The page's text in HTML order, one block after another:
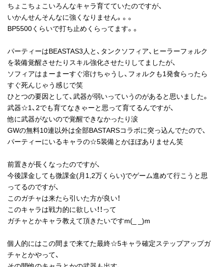
ちょこちょこいろんなキャラ育てていたのですが、
いかんせんそんなに強くなりません。。。
BP5500くらいで打ち止めくらってます。。
パーティーはBEASTAS3人と、タンクソフィア、ヒーラーフォルク
を装備覚醒させたりスキル強化させたりしてましたが、
ソフィアはまーまーすぐ溶けちゃうし、フォルクも1発食らったら
すぐ死んじゃう感じで笑
ひとつの要因として、武器が弱いっていうのがあると思いました。
武器☆1、2でも育てなきゃーと思って育てるんですが、
他に武器がないので覚醒できなかったり涙
GWの無料10連以外は全部BASTARSコラボに突っ込んでたので、
パーティーにいるキャラの☆5装備とかほぼありません笑
前置きが長くなったのですが、
今後課金しても微課金(月1,2万くらい)でゲーム進めて行こうと思
ってるのですが、
このガチャは来たら引いた方が良い！
このキャラは戦力的に欲しい！！って
ガチャとかキャラ教えて頂きたいですm(_ _)m
個人的にはこの間まで来てた最終☆5キャラ確定ステップアップガ
チャとかやって、